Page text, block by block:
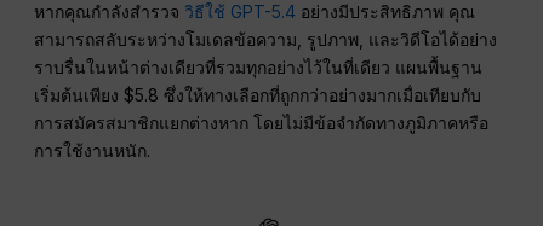
หากคุณกำลังสำรวจ วิธีใช้ GPT-5.4 อย่างมีประสิทธิภาพ คุณ
สามารถสลับระหว่างโมเดลข้อความ, รูปภาพ, และวิดีโอได้อย่าง
ราบรื่นในหน้าต่างเดียวที่รวมทุกอย่างไว้ในที่เดียว แผนพื้นฐาน
เริ่มต้นเพียง $5.8 ซึ่งให้ทางเลือกที่ถูกกว่าอย่างมากเมื่อเทียบกับ
การสมัครสมาชิกแยกต่างหาก โดยไม่มีข้อจำกัดทางภูมิภาคหรือ
การใช้งานหนัก.